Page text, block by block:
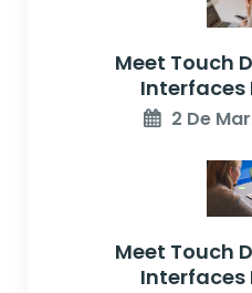
Meet Touch
Interfaces
2 De
Meet Touch
Interfaces